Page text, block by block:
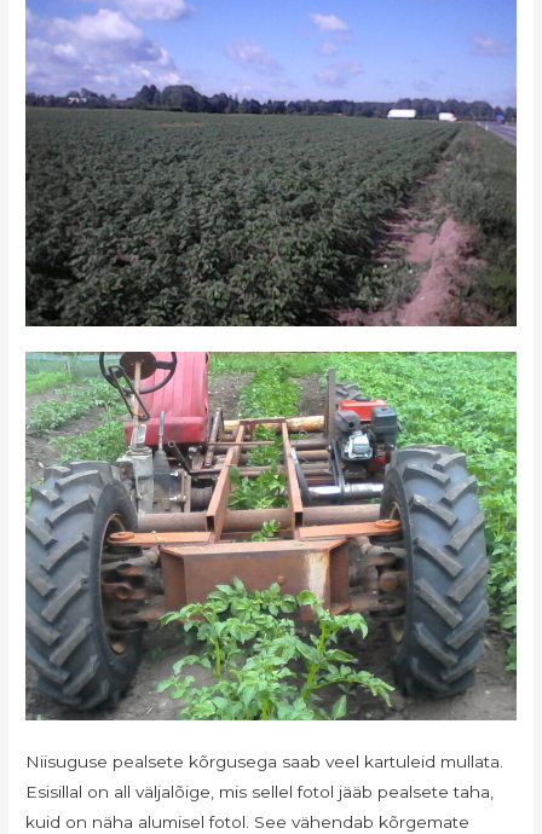
Niisuguse pealsete kõrgusega saab veel kartuleid mullata.
Esisillal on all väljalõige, mis sellel fotol jääb pealsete taha,
kuid on näha alumisel fotol. See vähendab kõrgemate